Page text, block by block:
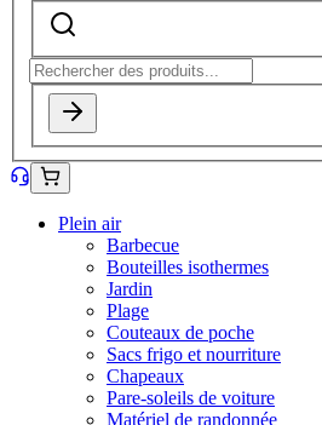
Plein air
Barbecue
Bouteilles isothermes
Jardin
Plage
Couteaux de poche
Sacs frigo et nourriture
Chapeaux
Pare-soleils de voiture
Matériel de randonnée